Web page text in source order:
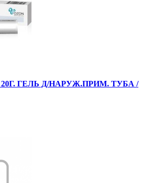
ГЕЛЬ Д/НАРУЖ.ПРИМ. ТУБА /